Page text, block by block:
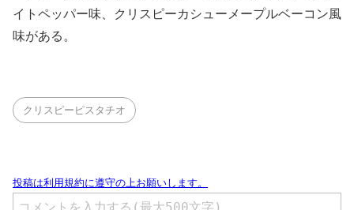
イトペッパー味、クリスピーカシューメープルベーコン風
味がある。
クリスピーピスタチオ